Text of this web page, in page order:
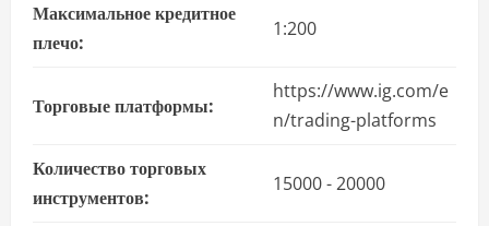
Максимальное кредитное
плечо:
1:200
Торговые платформы:
https://www.ig.com/e
n/trading-platforms
Количество торговых
инструментов:
15000 - 20000